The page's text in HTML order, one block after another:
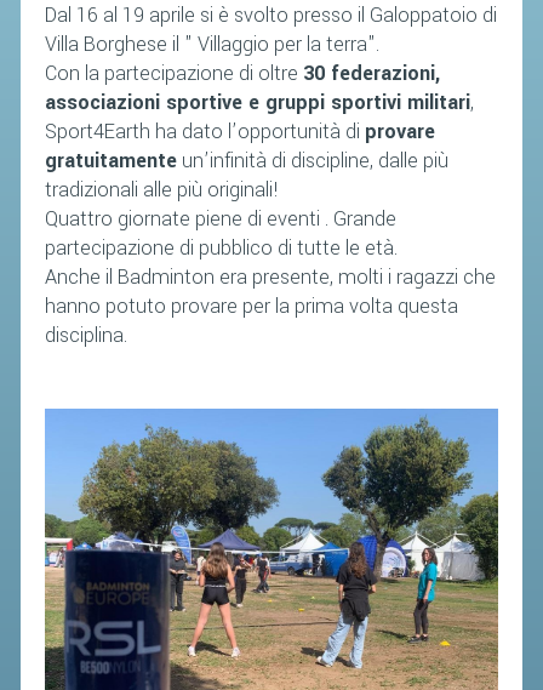
Dal 16 al 19 aprile si è svolto presso il Galoppatoio di
Villa Borghese il " Villaggio per la terra".
Con la partecipazione di oltre 30 federazioni,
associazioni sportive e gruppi sportivi militari,
Sport4Earth ha dato l’opportunità di provare
gratuitamente un’infinità di discipline, dalle più
tradizionali alle più originali!
Quattro giornate piene di eventi . Grande
partecipazione di pubblico di tutte le età.
Anche il Badminton era presente, molti i ragazzi che
hanno potuto provare per la prima volta questa
disciplina.